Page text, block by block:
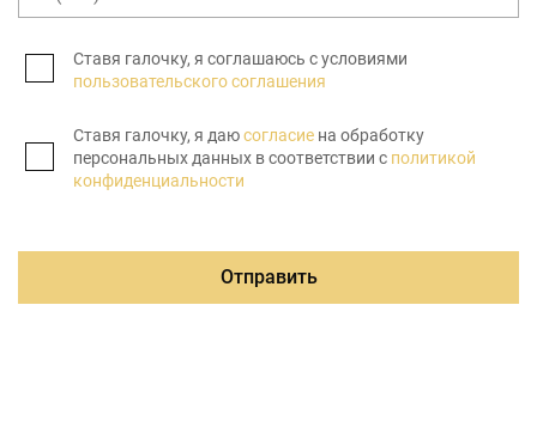
Ставя галочку, я соглашаюсь с условиями
пользовательского соглашения
Ставя галочку, я даюсогласие на обработку
персональных данных в соответствии с политикой
конфиденциальности
Отправить